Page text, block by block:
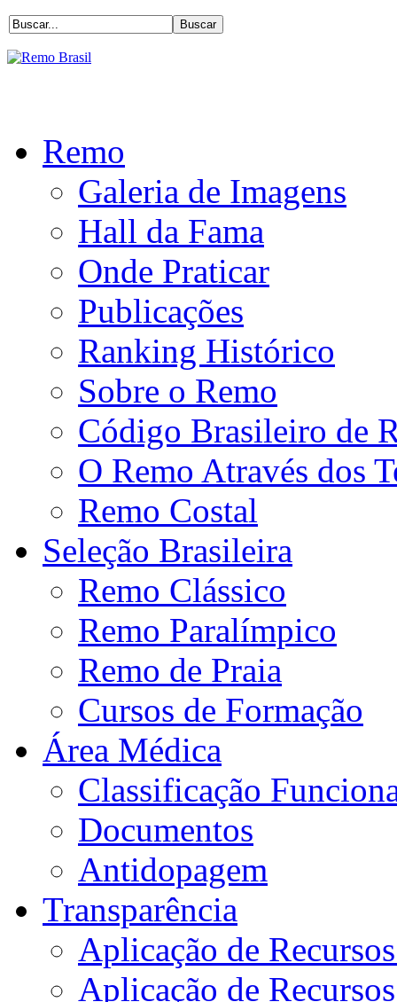
Remo
Galeria de Imagens
Hall da Fama
Onde Praticar
Publicações
Ranking Histórico
Sobre o Remo
Código Brasileiro de
O Remo Através dos
Remo Costal
Seleção Brasileira
Remo Clássico
Remo Paralímpico
Remo de Praia
Cursos de Formação
Área Médica
Classificação
Documentos
Antidopagem
Transparência
Aplicação de
Aplicação de